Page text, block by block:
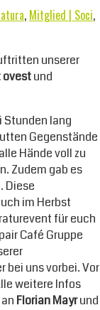
, Mitglied | Soci,
unserer
ovestund
Stunden lang
Gegenstände
Hände voll zu
Zudem gab es
Diese
im Herbst
für euch
Café Gruppe
bei uns vorbei. Vor
weitere Infos
Florian Mayrund